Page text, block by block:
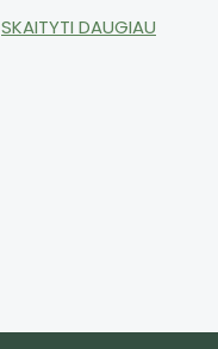
SKAITYTI DAUGIAU